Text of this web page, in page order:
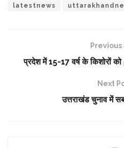
latestnews
Previous
प्रदेश में 15-17 वर्ष के किशोरों
Next
उत्तराखंड चुनाव में